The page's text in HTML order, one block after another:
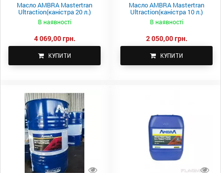
Масло AMBRA Mastertran
Ultraction(каністра 20 л.)
В наявності
4 069,00 грн.
КУПИТИ
Масло AMBRA Mastertran
Ultraction(каністра 10 л.)
В наявності
2 050,00 грн.
КУПИТИ